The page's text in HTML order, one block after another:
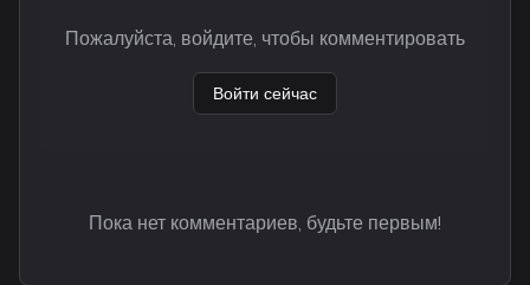
Пожалуйста, войдите, чтобы комментировать
Войти сейчас
Пока нет комментариев, будьте первым!